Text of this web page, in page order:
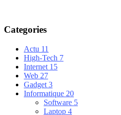
Categories
Actu 11
High-Tech 7
Internet 15
Web 27
Gadget 3
Informatique 20
Software 5
Laptop 4